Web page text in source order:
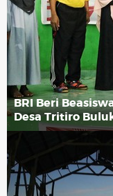
BRI Beri
Desa Tritiro